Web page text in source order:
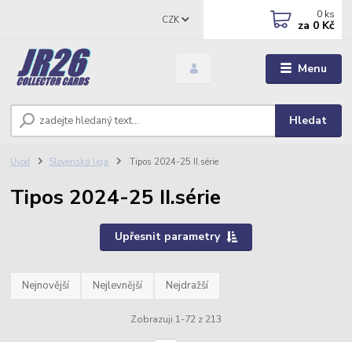
Menu
CZK
Hledat
0 ks
za 0 Kč
Úvod Slovenská liga Tipos 2024-25 II.série
Tipos 2024-25 II.série
Upřesnit parametry
Nejnovější Nejlevnější Nejdražší
Zobrazuji 1-72 z 213